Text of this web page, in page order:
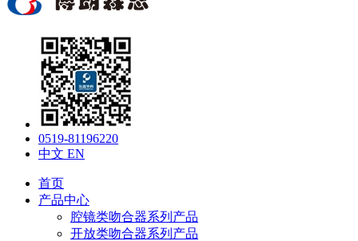
0519-81196220
中文 EN
首页
产品中心
腔镜类吻合器系列产品
开放类吻合器系列产品